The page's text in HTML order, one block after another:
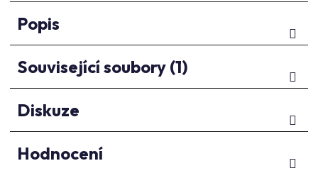
Popis
Související soubory (1)
Diskuze
Hodnocení